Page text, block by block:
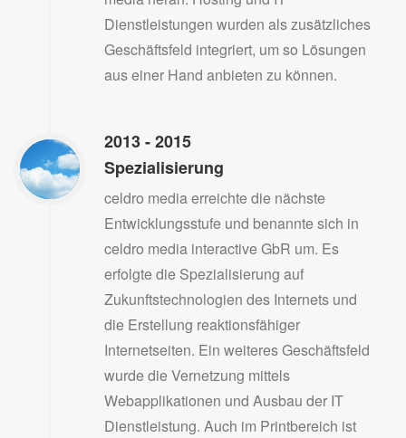
Dienstleistungen wurden als zusätzliches
Geschäftsfeld integriert, um so Lösungen
aus einer Hand anbieten zu können.
2013 - 2015
Spezialisierung
celdro media erreichte die nächste
Entwicklungsstufe und benannte sich in
celdro media interactive GbR um. Es
erfolgte die Spezialisierung auf
Zukunftstechnologien des Internets und
die Erstellung reaktionsfähiger
Internetseiten. Ein weiteres Geschäftsfeld
wurde die Vernetzung mittels
Webapplikationen und Ausbau der IT
Dienstleistung. Auch im Printbereich ist